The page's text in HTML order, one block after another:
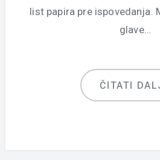
list papira pre ispovedanja.
glave…
ČITATI